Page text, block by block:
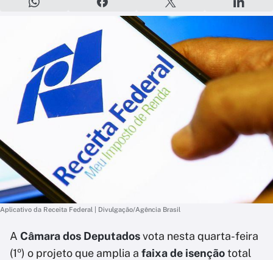
Aplicativo da Receita Federal | Divulgação/Agência Brasil
A Câmara dos Deputadosvota nesta quarta-feira
(1º) o projeto que amplia a faixa de isençãototal